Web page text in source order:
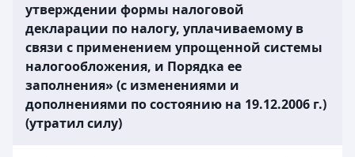
утверждении формы налоговой
декларации по налогу, уплачиваемому в
связи с применением упрощенной системы
налогообложения, и Порядка ее
заполнения» (с изменениями и
дополнениями по состоянию на 19.12.2006 г.)
(утратил силу)